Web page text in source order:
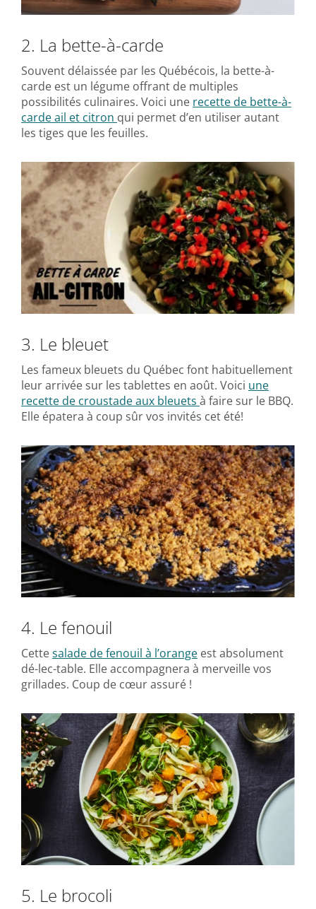
2. La bette-à-carde
Souvent délaissée par les Québécois, la bette-à-
carde est un légume offrant de multiples
possibilités culinaires. Voici une recette de bette-à-
carde ail et citron qui permet d’en utiliser autant
les tiges que les feuilles.
3. Le bleuet
Les fameux bleuets du Québec font habituellement
leur arrivée sur les tablettes en août. Voici une
recette de croustade aux bleuets à faire sur le BBQ.
Elle épatera à coup sûr vos invités cet été!
4. Le fenouil
Cettesalade de fenouil à l’orange est absolument
dé-lec-table. Elle accompagnera à merveille vos
grillades. Coup de cœur assuré !
5. Le brocoli